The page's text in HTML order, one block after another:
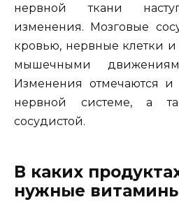
нервной тка­ни
изменения. Мозговые
кровью, нервные клетки
мы­шечными
Изменения отмечаются
нервной системе, а
сосудистой.
В каких
нужные